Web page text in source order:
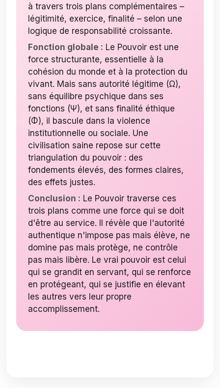
à travers trois plans complémentaires –
légitimité, exercice, finalité – selon une
logique de responsabilité croissante.
Fonction globale : Le Pouvoir est une
force structurante, essentielle à la
cohésion du monde et à la protection du
vivant. Mais sans autorité légitime (Ω),
sans équilibre psychique dans ses
fonctions (Ψ), et sans finalité éthique
(Φ), il bascule dans la violence
institutionnelle ou sociale. Une
civilisation saine repose sur cette
triangulation du pouvoir : des
fondements élevés, des formes claires,
des effets justes.
Conclusion : Le Pouvoir traverse ces
trois plans comme une force qui se doit
d'être au service. Il révèle que l'autorité
authentique n'impose pas mais élève, ne
domine pas mais protège, ne contrôle
pas mais libère. Le vrai pouvoir est celui
qui se grandit en servant, qui se renforce
en protégeant, qui se justifie en élevant
les autres vers leur propre
accomplissement.